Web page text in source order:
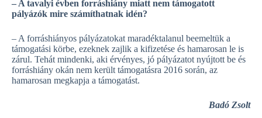
– A tavalyi évben forráshiány miatt nem támogatott
pályázók mire számíthatnak idén?
– A forráshiányos pályázatokat maradéktalanul beemeltük a
támogatási körbe, ezeknek zajlik a kifizetése és hamarosan le is
zárul. Tehát mindenki, aki érvényes, jó pályázatot nyújtott be és
forráshiány okán nem került támogatásra 2016 során, az
hamarosan megkapja a támogatást.
Badó Zsolt